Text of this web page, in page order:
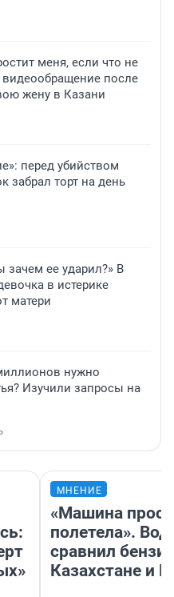
меня, если что не
видеообращение после
жену в Казани
перед убийством
забрал торт на день
ее ударил?» В
в истерике
матери
нужно
Изучили запросы на
МНЕНИЕ
«Машина
полетела».
сравнил
Казахстане и